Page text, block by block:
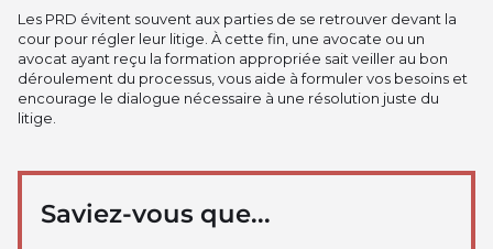
Les PRD évitent souvent aux parties de se retrouver devant la
cour pour régler leur litige. À cette fin, une avocate ou un
avocat ayant reçu la formation appropriée sait veiller au bon
déroulement du processus, vous aide à formuler vos besoins et
encourage le dialogue nécessaire à une résolution juste du
litige.
Saviez-vous que...